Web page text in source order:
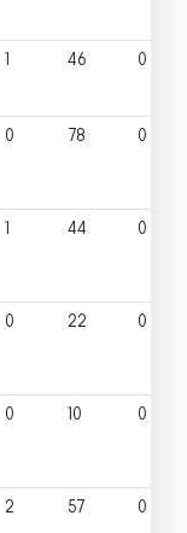
1 46 0
0 78 0
1 44 0
0 22 0
0 10 0
2 57 0